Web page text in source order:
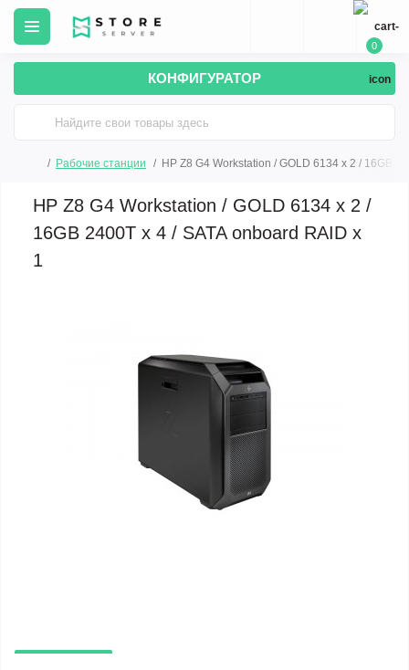
КОНФИГУРАТОР
0
Рабочие станции HP Z8 G4 Workstation / GOLD 6134 x 2 / 16GB
HP Z8 G4 Workstation / GOLD 6134 x 2 /
16GB 2400T x 4 / SATA onboard RAID x
1